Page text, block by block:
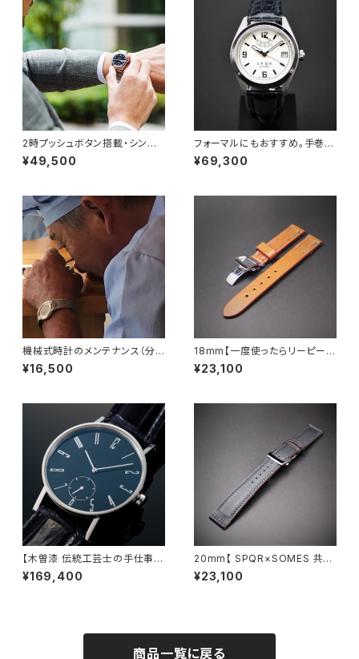
2時プッシュボタン搭載・シンプ
ルデザイン自動巻デイデイト V
entuno dd ブラック文字盤
¥49,500
フォーマルにもおすすめ。手巻付
自動巻パワーリザーブ Ventu
no pr （アイボリー文字盤 ピ
¥69,300
機械式時計のメンテナンス（分
解洗浄）作業終了後にお手続き
いただきます
¥16,500
18mm【一度使ったらリーピート
必須！ SOMESサドルレザー・
5色 × ミラー仕上ステンレス製・
¥23,100
【木曽漆 伝統工芸士の手仕事】
文字盤とりゅうずに漆加工 ur
ushi kiso smallsecond 最
¥169,400
20mm【 SPQR×SOMES 共同
開発・国産高級車シート革バンド
】 SSミラー仕上・ワンタッチ開閉
¥23,100
商品一覧に戻る